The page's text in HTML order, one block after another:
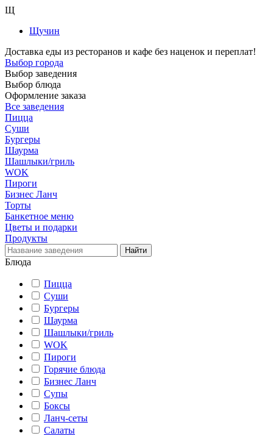
Щ
Щучин
Доставка еды из ресторанов и кафе без наценок и переплат!
Выбор города
Выбор заведения
Выбор блюда
Оформление заказа
Все заведения
Пицца
Суши
Бургеры
Шаурма
Шашлыки/гриль
WOK
Пироги
Бизнес Ланч
Торты
Банкетное меню
Цветы и подарки
Продукты
Блюда
Пицца
Суши
Бургеры
Шаурма
Шашлыки/гриль
WOK
Пироги
Горячие блюда
Бизнес Ланч
Супы
Боксы
Ланч-сеты
Салаты